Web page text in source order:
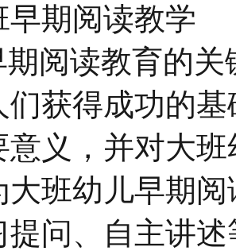
早期阅读教学
阅读教育的
们获得成功的
意义，并对大
大班幼儿早期
提问、自主讲